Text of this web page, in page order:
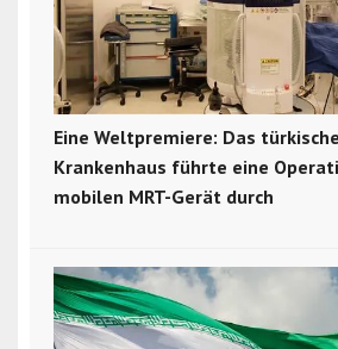
Eine Weltpremiere: Das
Krankenhaus führte eine
mobilen MRT-Gerät durch